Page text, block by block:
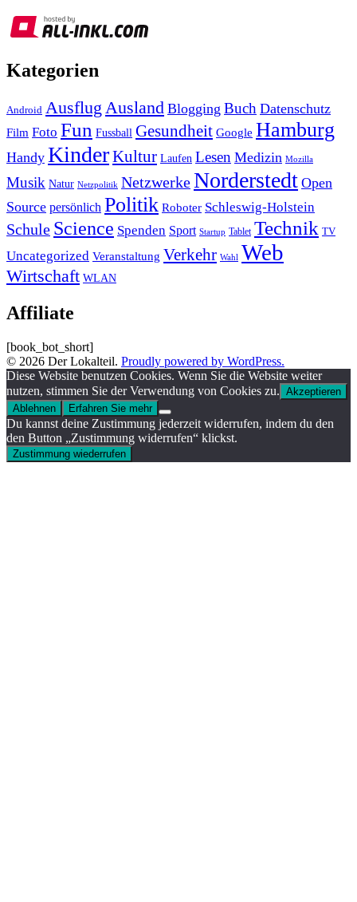
Kategorien
Android Ausflug Ausland Blogging Buch Datenschutz
Film Foto Fun Fussball Gesundheit Google Hamburg
Handy KinderKultur Laufen Lesen Medizin Mozilla
Musik Natur Netzpolitik NetzwerkeNorderstedt Open
Source persönlich Politik Roboter Schleswig-Holstein
Schule Science Spenden Sport Startup Tablet Technik TV
Uncategorized Veranstaltung Verkehr Wahl Web
Wirtschaft WLAN
Affiliate
[book_bot_short]
© 2026 Der Lokalteil. Proudly powered by WordPress.
Diese Website benutzen Cookies. Wenn Sie die Website weiter
nutzen, stimmen Sie der Verwendung von Cookies zu. Akzeptieren
Ablehnen
Erfahren Sie mehr
Du kannst deine Zustimmung jederzeit widerrufen, indem du den
den Button „Zustimmung widerrufen“ klickst.
Zustimmung wiederrufen